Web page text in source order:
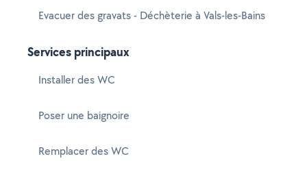
Evacuer des gravats - Déchèterie à Vals-les-Bains
Services principaux
Installer des WC
Poser une baignoire
Remplacer des WC